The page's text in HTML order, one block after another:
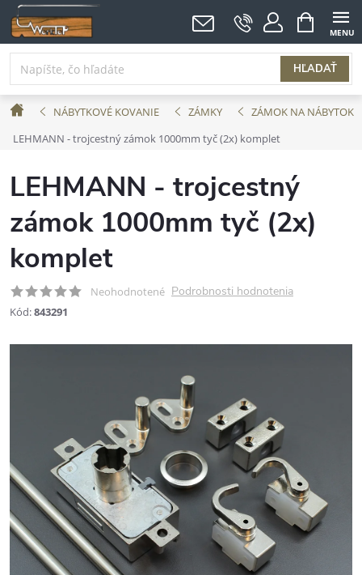
Prejsť
na
obsah
HĽADAŤ
NÁKUPNÝ
KOŠÍK
DomovNÁBYTKOVÉ KOVANIE ZÁMKY
ZÁMOK NA NÁBYTOK
LEHMANN - trojcestný zámok 1000mm tyč (2x) komplet
LEHMANN - trojcestný
zámok 1000mm tyč (2x)
komplet
Neohodnotené Podrobnosti hodnotenia
Kód:843291